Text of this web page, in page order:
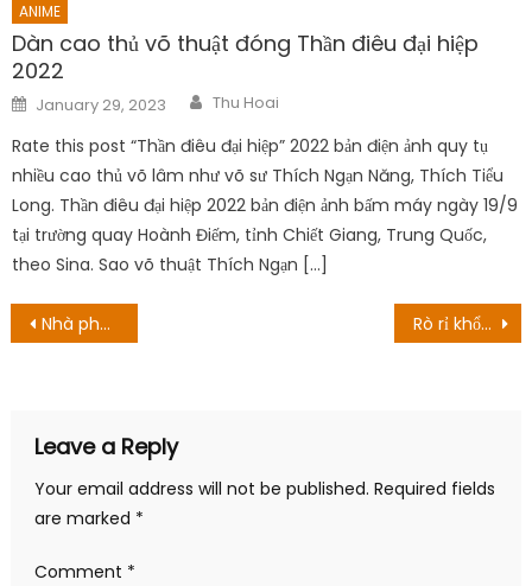
ANIME
Dàn cao thủ võ thuật đóng Thần điêu đại hiệp
2022
Posted
on
January 29, 2023 Author
Thu Hoai
Rate this post “Thần điêu đại hiệp” 2022 bản điện ảnh quy tụ
nhiều cao thủ võ lâm như võ sư Thích Ngạn Năng, Thích Tiểu
Long. Thần điêu đại hiệp 2022 bản điện ảnh bấm máy ngày 19/9
tại trường quay Hoành Điếm, tỉnh Chiết Giang, Trung Quốc,
theo Sina. Sao võ thuật Thích Ngạn […]
Post
Nhà phát triển Detective Pikachu 2 cho biết nó có thể là ‘sắp phát hành’ Rò rỉ khổng lồ Grand Theft Auto VI cho thấy lối chơi và nhân vật
Leave a Reply
Your email address will not be published. Required fields
are marked *
Comment *